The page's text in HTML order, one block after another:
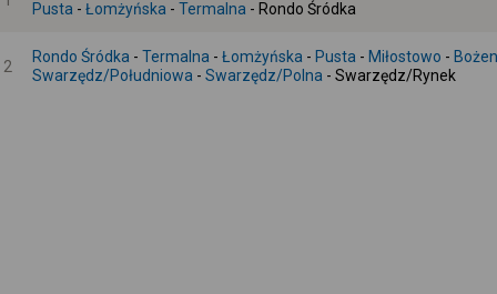
Pusta - Łomżyńska - Termalna - Rondo Śródka
2
Rondo Śródka - Termalna - Łomżyńska - Pusta - Miłostowo -
Swarzędz/Południowa - Swarzędz/Polna - Swarzędz/Rynek